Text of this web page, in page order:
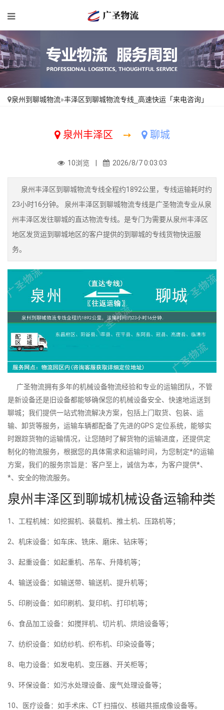
泉州到聊城物流»丰泽区到聊城物流专线_高速快运「来电咨询」
泉州丰泽区 ➙ 聊城
10浏览 | 2026/8/7 0:03:03
泉州丰泽区到聊城物流专线全程约1892公里，专线运输耗时约
23小时16分钟。 泉州丰泽区到聊城物流专线是广圣物流专业从泉
州丰泽区发往聊城的直达物流专线。是专门为需要从泉州丰泽区
地区发货运到聊城地区的客户提供的到聊城的专线货物快运服
务。
广圣物流拥有多年的机械设备物流经验和专业的运输团队，不管
是新设备还是旧设备都能够确保您的机械设备安全、快速地运送到
聊城；我们提供一站式物流解决方案，包括上门取货、包装、运
输、卸货等服务，运输车辆都配备了先进的GPS 定位系统，能够实
时跟踪货物的运输情况，让您随时了解货物的运输进度，还提供定
制化的物流服务，根据您的具体需求和运输时间，为您制定*的运输
方案，我们的服务宗旨是：客户至上，诚信为本，为客户提供*、
*、安全的物流服务。
泉州丰泽区到聊城机械设备运输种类
1、工程机械：如挖掘机、装载机、推土机、压路机等；
2、机床设备：如车床、铣床、磨床、钻床等；
3、起重设备：如起重机、吊车、升降机等；
4、输送设备：如输送带、输送机、提升机等；
5、印刷设备：如印刷机、复印机、打印机等；
6、食品加工设备：如搅拌机、切片机、烘焙设备等；
7、纺织设备：如纺纱机、织布机、印染设备等；
8、电力设备：如发电机、变压器、开关柜等；
9、环保设备：如污水处理设备、废气处理设备等；
10、医疗设备：如手术床、CT 扫描仪、核磁共振成像设备等。